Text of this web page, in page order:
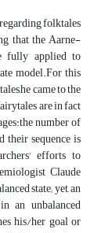
folktales
that the Aarne-
fully applied to
model.For this
came to the
are in fact
number of
sequence is
efforts to
Claude
state; yet, an
an unbalanced
his/her goal or